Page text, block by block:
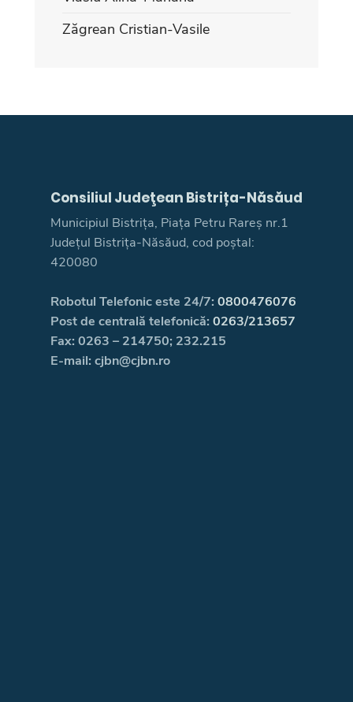
Zăgrean Cristian-Vasile
Consiliul Judeţean Bistrița-Năsăud
Municipiul Bistrița, Piața Petru Rareș nr.1
Județul Bistrița-Năsăud, cod poștal:
420080
Robotul Telefonic este 24/7: 0800476076
Post de centrală telefonică: 0263/213657
Fax: 0263 – 214750; 232.215
E-mail: cjbn@cjbn.ro